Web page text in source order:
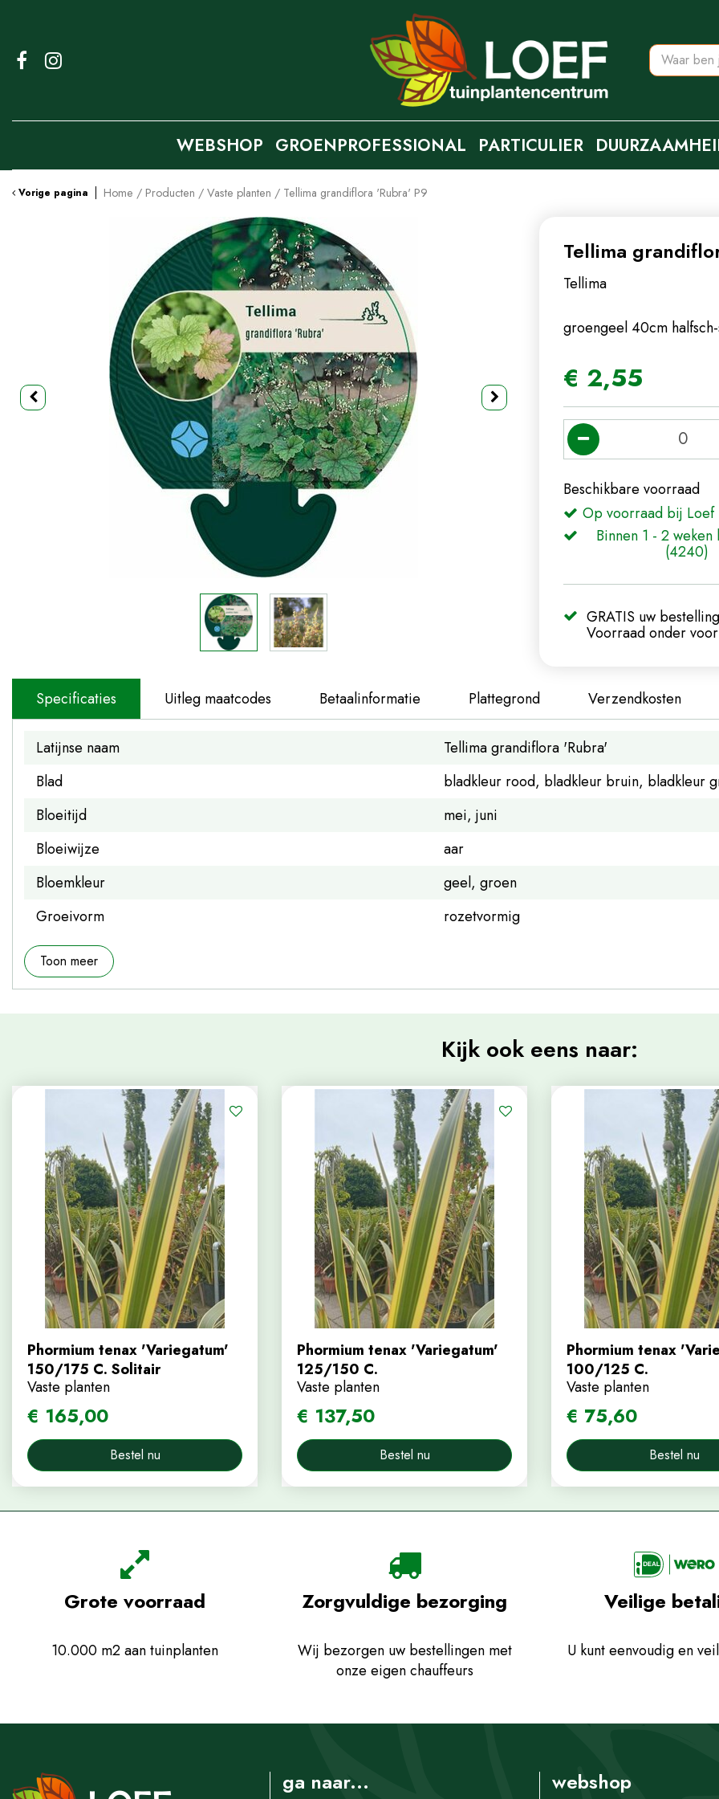
content
Vorige pagina Home Producten Vaste planten Tellima grandiflora 'Rubra' P9
WEBSHOP GROENPROFESSIONAL PARTICULIER
Tellima
Tellima
groengeel 40cm
€ 2,55
Beschikbare voorraad
Op voorraad bij Loef
Binnen 1 - 2
(4240)
GRATIS uw
Voorraad onder
Specificaties Uitleg maatcodes Betaalinformatie Plattegrond Verzendkosten
Latijnse naam
Tellima grandiflora 'Rubra'
Blad
bladkleur rood, bladkleur bruin, bladkleur
Bloeitijd
mei, juni
Bloeiwijze
aar
Bloemkleur
geel, groen
Groeivorm
rozetvormig
Toon meer
Kijk ook eens naar:
Phormium tenax 'Variegatum'
150/175 C. Solitair
Vaste planten
€ 165,00
Bestel nu
Phormium tenax 'Variegatum'
125/150 C.
Vaste planten
€ 137,50
Bestel nu
Phormium tenax
100/125 C.
Vaste planten
€ 75,60
Bestel nu
Grote voorraad
10.000 m2 aan tuinplanten
Zorgvuldige bezorging
Wij bezorgen uw bestellingen met
onze eigen chauffeurs
Veilige
U kunt eenvoudig en
ga naar... webshop